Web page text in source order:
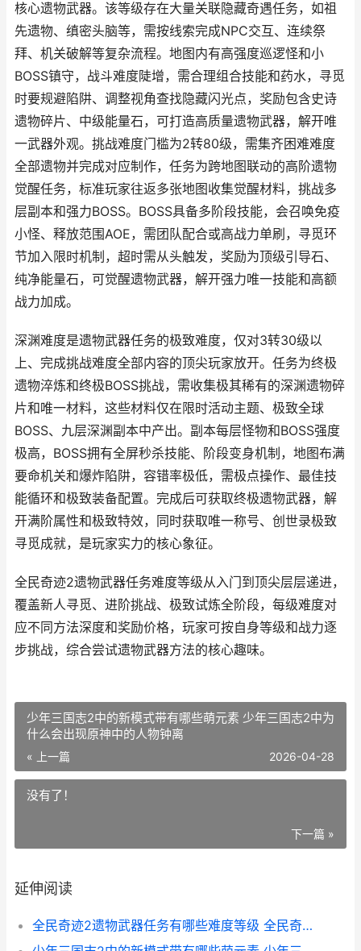
核心遗物武器。该等级存在大量关联隐藏奇遇任务，如祖
先遗物、缜密头脑等，需按线索完成NPC交互、连续祭
拜、机关破解等复杂流程。地图内有高强度巡逻怪和小
BOSS镇守，战斗难度陡增，需合理组合技能和药水，寻觅
时要规避陷阱、调整视角查找隐藏闪光点，奖励包含史诗
遗物碎片、中级能量石，可打造高质量遗物武器，解开唯
一武器外观。挑战难度门槛为2转80级，需集齐困难难度
全部遗物并完成对应制作，任务为跨地图联动的高阶遗物
觉醒任务，标准玩家往返多张地图收集觉醒材料，挑战多
层副本和强力BOSS。BOSS具备多阶段技能，会召唤免疫
小怪、释放范围AOE，需团队配合或高战力单刷，寻觅环
节加入限时机制，超时需从头触发，奖励为顶级引导石、
纯净能量石，可觉醒遗物武器，解开强力唯一技能和高额
战力加成。
深渊难度是遗物武器任务的极致难度，仅对3转30级以
上、完成挑战难度全部内容的顶尖玩家放开。任务为终极
遗物淬炼和终极BOSS挑战，需收集极其稀有的深渊遗物碎
片和唯一材料，这些材料仅在限时活动主题、极致全球
BOSS、九层深渊副本中产出。副本每层怪物和BOSS强度
极高，BOSS拥有全屏秒杀技能、阶段变身机制，地图布满
要命机关和爆炸陷阱，容错率极低，需极点操作、最佳技
能循环和极致装备配置。完成后可获取终极遗物武器，解
开满阶属性和极致特效，同时获取唯一称号、创世录极致
寻觅成就，是玩家实力的核心象征。
全民奇迹2遗物武器任务难度等级从入门到顶尖层层递进，
覆盖新人寻觅、进阶挑战、极致试炼全阶段，每级难度对
应不同方法深度和奖励价格，玩家可按自身等级和战力逐
步挑战，综合尝试遗物武器方法的核心趣味。
少年三国志2中的新模式带有哪些萌元素 少年三国志2中为
什么会出现原神中的人物钟离
« 上一篇 2026-04-28
没有了！
下一篇 »
延伸阅读
全民奇迹2遗物武器任务有哪些难度等级 全民奇迹遗物武器任务